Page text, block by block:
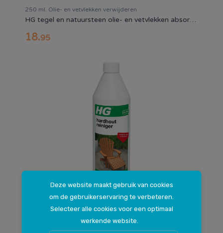
Deze website maakt gebruik van cookies
om de gebruikerservaring te verbeteren.
Selecteer alle cookies voor een optimaal
werkende website.
250 ml. Olie- en vetvlekken verwijderen
HG tegel en natuursteen olie- en vetvlekken absorbeerder
18.95
1 liter. Verwijdert aanslag tot diep in de poriën
HG Hardhout reiniger